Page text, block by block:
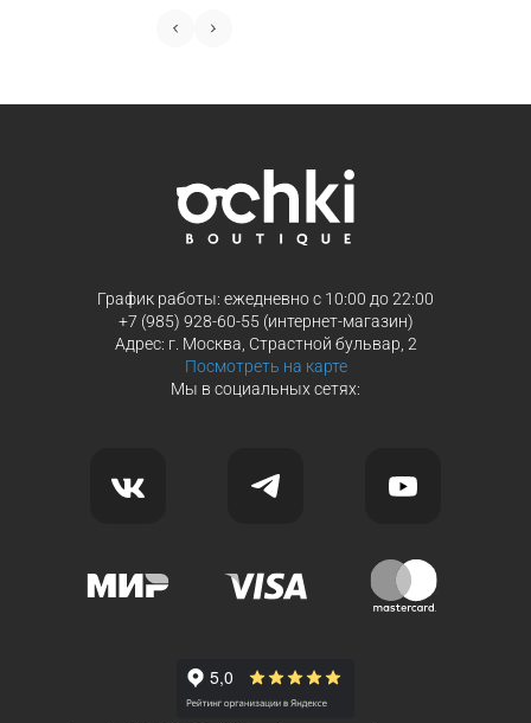
График работы: ежедневно с 10:00 до 22:00
+7 (985) 928-60-55 (интернет-магазин)
Адрес: г. Москва, Страстной бульвар, 2
Посмотреть на карте
Мы в социальных сетях: